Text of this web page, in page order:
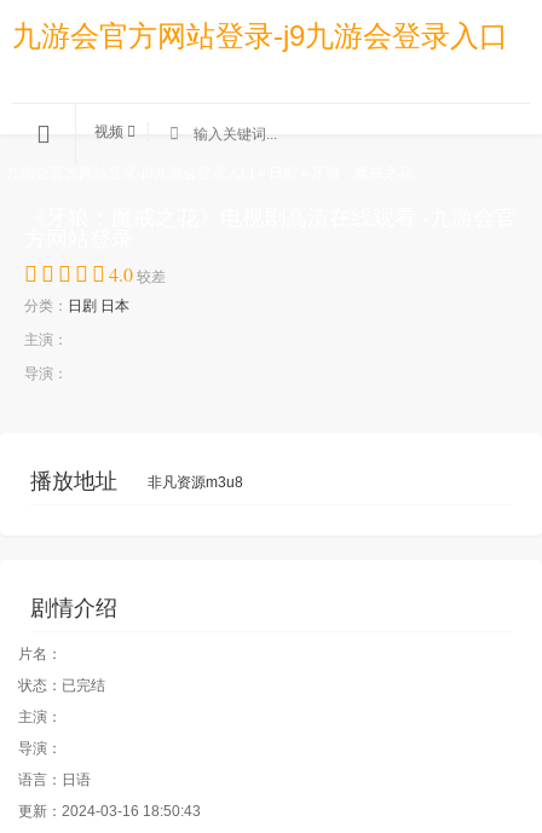
九游会官方网站登录-j9九游会登录入口
视频
4.0 较差
分类： 日剧 日本
主演：
导演：
播放地址 非凡资源m3u8
剧情介绍
片名：
状态：已完结
主演：
导演：
语言：日语
更新：2024-03-16 18:50:43